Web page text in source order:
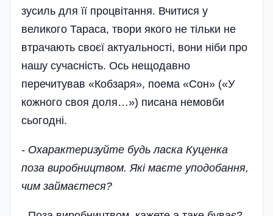
зусиль для її процвітання. Вчитися у
великого Тараса, твори якого не тільки не
втрачають своєї актуальності, вони ніби про
нашу сучасність. Ось нещодавно
перечитував «Кобзаря», поема «Сон» («У
кожного своя доля…») писана немовби
сьогодні.
- Охарактеризуйте будь ласка Куценка
поза виробництвом. Які маєте уподобання,
чим займаєтеся?